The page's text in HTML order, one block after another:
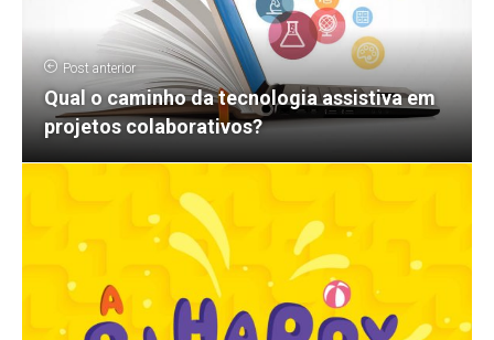
Post anterior
Qual o caminho da tecnologia assistiva em
projetos colaborativos?